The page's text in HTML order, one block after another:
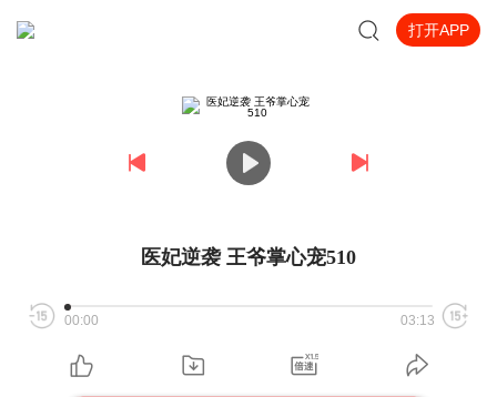
打开APP
医妃逆袭 王爷掌心宠510
00:00 03:13